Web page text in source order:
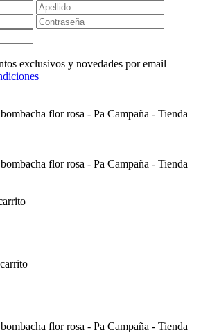
exclusivos y novedades por email